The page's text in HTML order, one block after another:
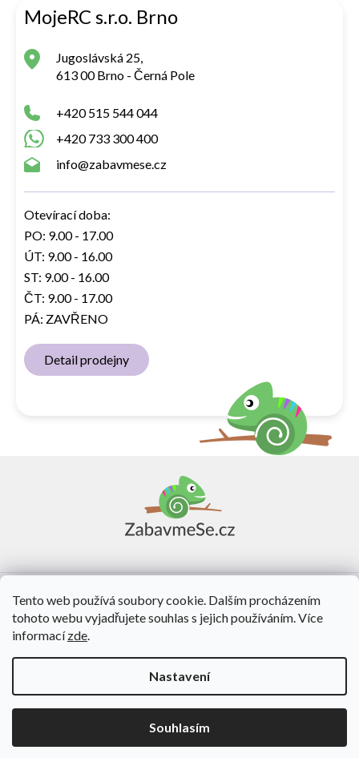
Tento web používá soubory cookie. Dalším procházením
tohoto webu vyjadřujete souhlas s jejich používáním. Více
informacízde.
Nastavení
Souhlasím
MojeRC s.r.o. Brno
Jugoslávská 25,
613 00 Brno - Černá Pole
+420 515 544 044
+420 733 300 400
info@zabavmese.cz
Otevírací doba:
PO: 9.00 - 17.00
ÚT: 9.00 - 16.00
ST: 9.00 - 16.00
ČT: 9.00 - 17.00
PÁ: ZAVŘENO
Detail prodejny
O nás
Vytvořil Shoptet